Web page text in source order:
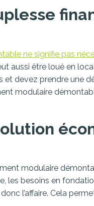
ne signifie pas
aussi être loué en
devez prendre une
modulaire
modulaire
les besoins en
l’affaire. Cela